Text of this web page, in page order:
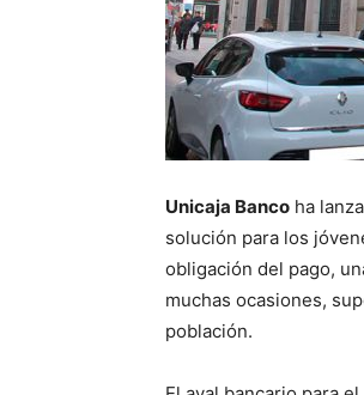
Unicaja Banco ha
solución para los
obligación del pago,
muchas ocasiones,
población.